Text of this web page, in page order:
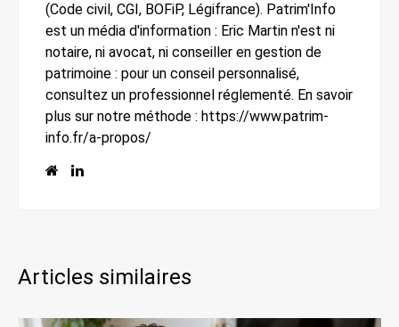
(Code civil, CGI, BOFiP, Légifrance). Patrim'Info
est un média d'information : Eric Martin n'est ni
notaire, ni avocat, ni conseiller en gestion de
patrimoine : pour un conseil personnalisé,
consultez un professionnel réglementé. En savoir
plus sur notre méthode : https://www.patrim-
info.fr/a-propos/
Articles similaires